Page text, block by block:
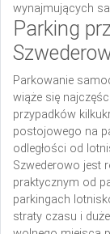
wynajmujących
Parking
Parkowanie
wiąże się
przypadków
postojowego na
odległości od
Szwederowo jest
praktycznym od
parkingach
straty czasu i